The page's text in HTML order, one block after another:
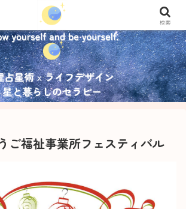
ご福祉事業所フェスティバル
検索